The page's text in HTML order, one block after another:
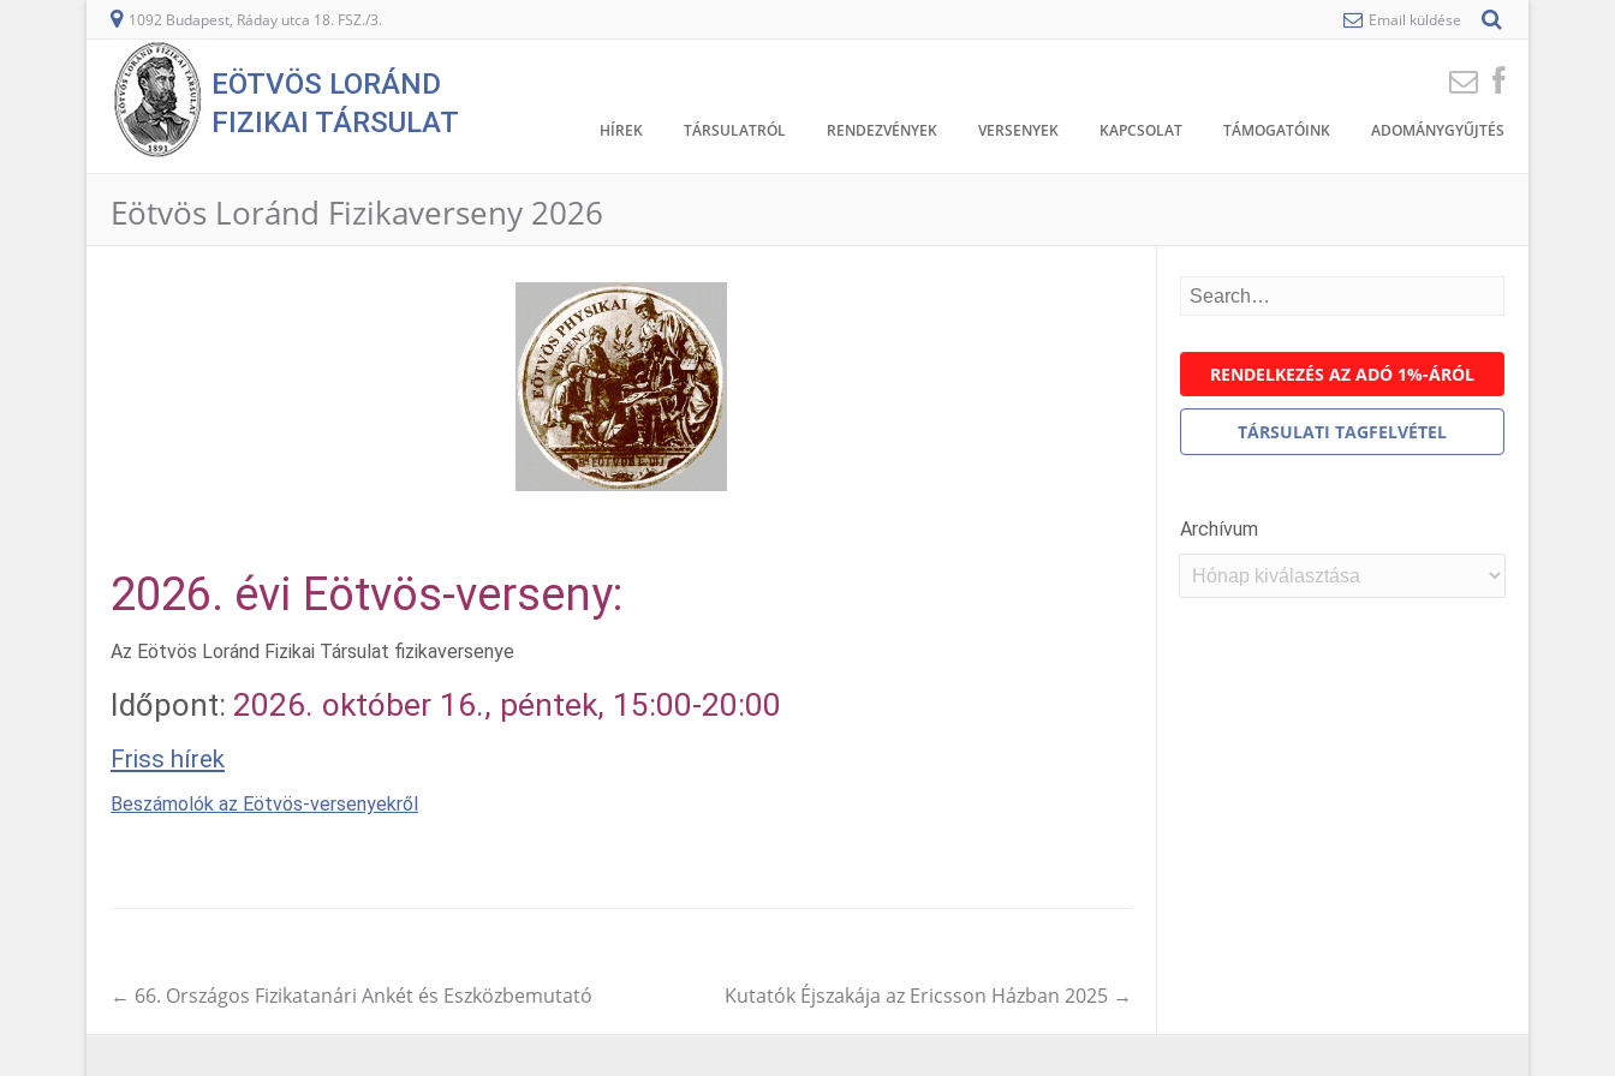
1092 Budapest, Ráday utca 18. FSZ./3. Email küldése
EÖTVÖS LORÁND
FIZIKAI TÁRSULAT
HÍREK TÁRSULATRÓL RENDEZVÉNYEK VERSENYEK KAPCSOLAT TÁMOGATÓINK ADOMÁNYGYŰJTÉS
Eötvös Loránd Fizikaverseny 2026
2026. évi Eötvös-verseny:
Az Eötvös Loránd Fizikai Társulat fizikaversenye
Időpont: 2026. október 16., péntek, 15:00-20:00
Friss hírek
Beszámolók az Eötvös-versenyekről
Post navigation
← 66. Országos Fizikatanári Ankét és Eszközbemutató Kutatók Éjszakája az Ericsson Házban 2025 →
RENDELKEZÉS AZ ADÓ 1%-ÁRÓL
TÁRSULATI TAGFELVÉTEL
Archívum
Archívum